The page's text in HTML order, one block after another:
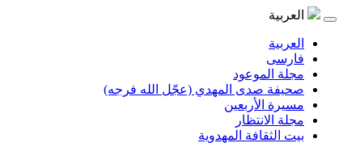
العربية
العربية
فارسی
مجلة الموعود
صحيفة صدى المهدي (عجّل الله فرجه)
مسيرة الأربعين
مجلة الانتظار
بيت الثقافة المهدوية